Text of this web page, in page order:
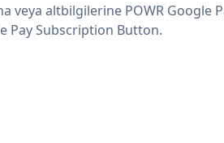
veya altbilgilerine POWR
Pay Subscription Button.